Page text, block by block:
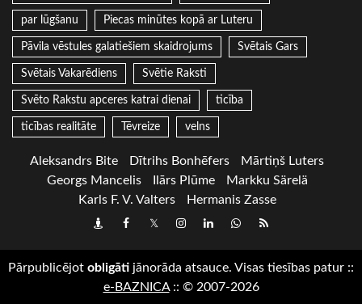
par lūgšanu Piecas minūtes kopā ar Luteru
Pāvila vēstules galatiešiem skaidrojums Svētais Gars
Svētais Vakarēdiens Svētie Raksti
Svēto Rakstu apceres katrai dienai ticība
ticības realitāte Tēvreize velns
Aleksandrs Bite Dītrihs Bonhēfers
Mārtiņš Luters
Georgs Mancelis
Ilārs Plūme
Markku Särelä
Karls F. V. Valters
Hermanis Zasse
DraugiemFacebook
TwitterInstagram
LinkedInwhatsapp
RSS
Pārpublicējot obligāti jānorāda atsauce. Visas tiesības patur ::
e-BAZNICA:: © 2007-2026